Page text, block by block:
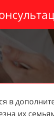
их